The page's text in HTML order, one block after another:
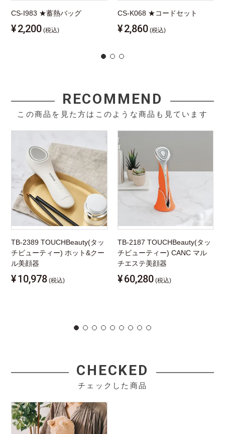
CS-I983 ★蓄熱バッグ
¥2,200 (税込)
CS-K068 ★コードセット
¥2,860 (税込)
RECOMMEND
この商品を見た方はこのような商品も見ています
TB-2389 TOUCHBeauty(タッ
チビューティー) ホット&クー
ル美顔器
¥10,978 (税込)
TB-2187 TOUCHBeauty(タッ
チビューティー) CANC マル
チエステ美顔器
¥60,280 (税込)
CHECKED
チェックした商品